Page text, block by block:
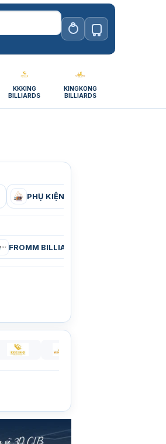
KKKING
BILLIARDS
KINGKONG
BILLIARDS
PHỤ KIỆN CÂU LẠC BỘ BIDA
FROMM BILLIARDS